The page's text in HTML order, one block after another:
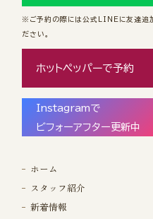
※ご予約の際には公式LINEに友達追加
ださい。
ホットペッパーで予約
Instagramで
ビフォーアフター更新中
ホーム
スタッフ紹介
新着情報